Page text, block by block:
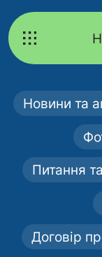
Новини та
Питання
Договір